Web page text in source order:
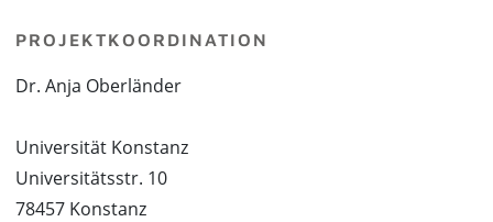
PROJEKTKOORDINATION
Dr. Anja Oberländer
Universität Konstanz
Universitätsstr. 10
78457 Konstanz